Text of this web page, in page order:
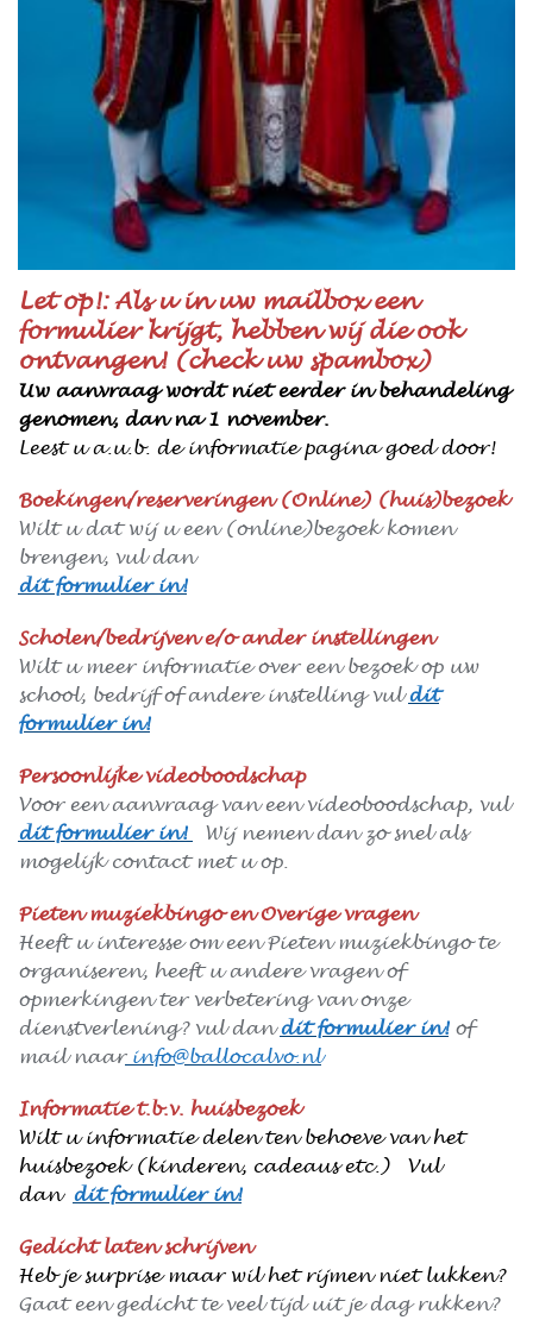
Let op!: Als u in uw mailbox een
formulier krijgt, hebben wij die ook
ontvangen! (check uw spambox)
Uw aanvraag wordt niet eerder in behandeling
genomen, dan na 1 november.
Leest u a.u.b. de informatie pagina goed door!
Boekingen/reserveringen (Online) (huis)bezoek
Wilt u dat wij u een (online)bezoek komen
brengen, vul dan
dit formulier in!
Scholen/bedrijven e/o ander instellingen
Wilt u meer informatie over een bezoek op uw
school, bedrijf of andere instelling vuldit
formulier in!
Persoonlijke videoboodschap
Voor een aanvraag van een videoboodschap, vul
dit formulier in!
Wij nemen dan zo snel als
mogelijk contact met u op.
Pieten muziekbingo en Overige vragen
Heeft u interesse om een Pieten muziekbingo te
organiseren, heeft u andere vragen of
opmerkingen ter verbetering van onze
dienstverlening? vul dandit formulier in!of
mail naarinfo@ballocalvo.nl
Informatie t.b.v. huisbezoek
Wilt u informatie delen ten behoeve van het
huisbezoek (kinderen, cadeaus etc.) Vul
dan dit formulier in!
Gedicht laten schrijven
Heb je surprise maar wil het rijmen niet lukken?
Gaat een gedicht te veel tijd uit je dag rukken?